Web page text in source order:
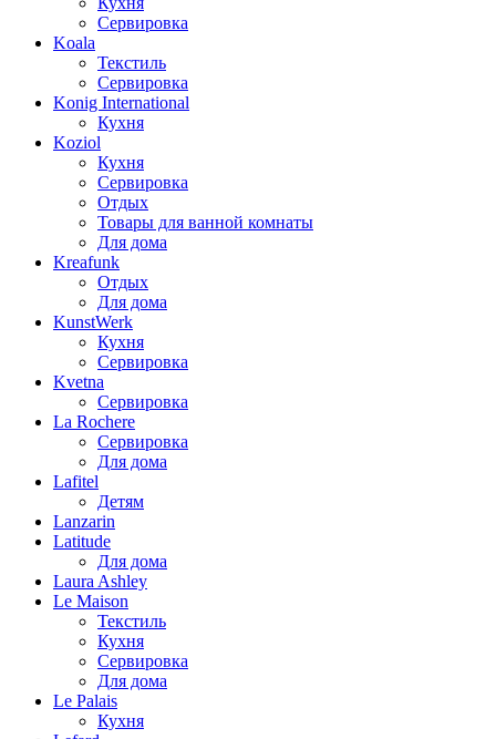
Сервировка
Koala
Текстиль
Сервировка
Konig International
Кухня
Koziol
Кухня
Сервировка
Отдых
Товары для ванной комнаты
Для дома
Kreafunk
Отдых
Для дома
KunstWerk
Кухня
Сервировка
Kvetna
Сервировка
La Rochere
Сервировка
Для дома
Lafitel
Детям
Lanzarin
Latitude
Для дома
Laura Ashley
Le Maison
Текстиль
Кухня
Сервировка
Для дома
Le Palais
Кухня